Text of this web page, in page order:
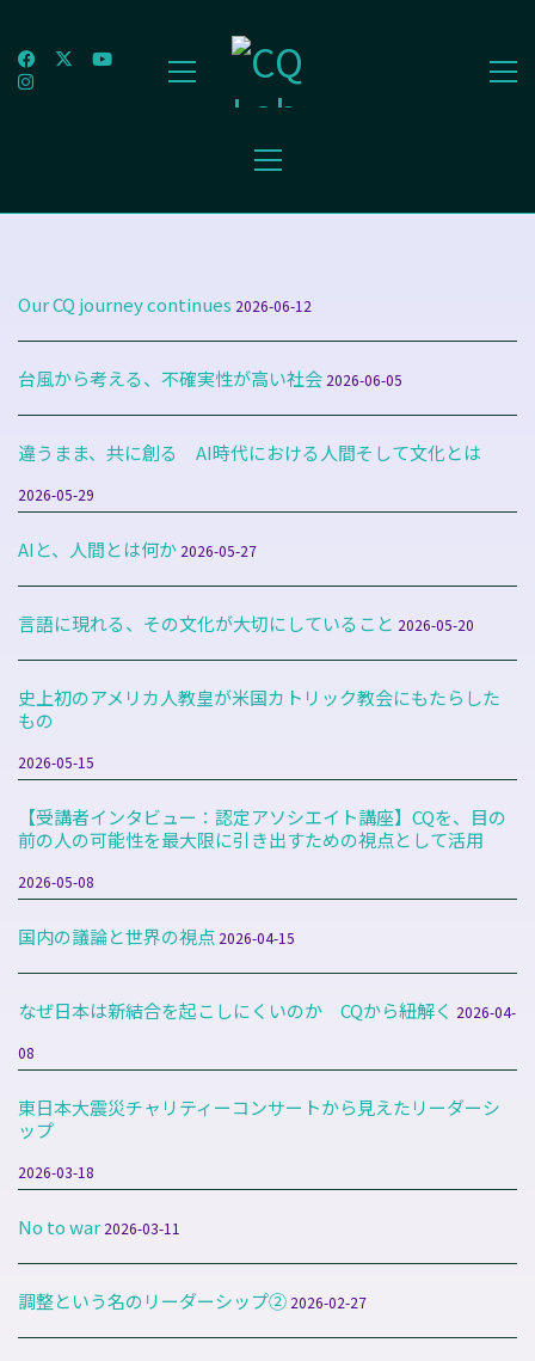
Our CQ journey continues 2026-06-12
台風から考える、不確実性が高い社会 2026-06-05
違うまま、共に創る AI時代における人間そして文化とは
2026-05-29
AIと、人間とは何か 2026-05-27
言語に現れる、その文化が大切にしていること 2026-05-20
史上初のアメリカ人教皇が米国カトリック教会にもたらした
もの
2026-05-15
【受講者インタビュー：認定アソシエイト講座】CQを、目の
前の人の可能性を最大限に引き出すための視点として活用
2026-05-08
国内の議論と世界の視点 2026-04-15
なぜ日本は新結合を起こしにくいのか CQから紐解く 2026-04-
08
東日本大震災チャリティーコンサートから見えたリーダーシ
ップ
2026-03-18
No to war 2026-03-11
調整という名のリーダーシップ② 2026-02-27